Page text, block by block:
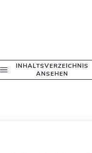
INHALTSVERZEICHNIS
ANSEHEN